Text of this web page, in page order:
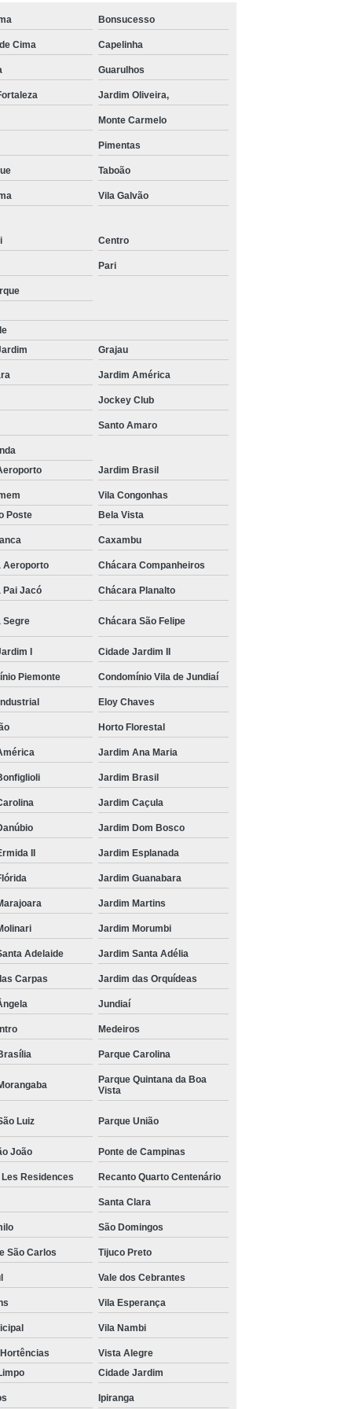
Bonsucesso
Cima Capelinha
Guarulhos
Jardim Oliveira,
Monte Carmelo
Pimentas
Taboão
Vila Galvão
Centro
Pari
Grajau
Jardim América
Jockey Club
Santo Amaro
Jardim Brasil
Vila Congonhas
Poste Bela Vista
Caxambu
Aeroporto Chácara Companheiros
Pai Jacó Chácara Planalto
Segre Chácara São Felipe
I Cidade Jardim II
Piemonte Condomínio Vila de Jundiaí
Eloy Chaves
Horto Florestal
Jardim Ana Maria
Jardim Brasil
Jardim Caçula
Jardim Dom Bosco
II Jardim Esplanada
Jardim Guanabara
Jardim Martins
Jardim Morumbi
Adelaide Jardim Santa Adélia
Carpas Jardim das Orquídeas
Jundiaí
Medeiros
Parque Carolina
Parque Quintana da Boa
Vista
Luiz Parque União
João Ponte de Campinas
Residences Recanto Quarto Centenário
Santa Clara
São Domingos
São Carlos Tijuco Preto
Vale dos Cebrantes
Vila Esperança
Vila Nambi
Vista Alegre
Cidade Jardim
Ipiranga